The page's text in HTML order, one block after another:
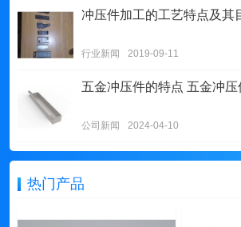
冲压件加工的工艺特点及其
行业新闻 2019-09-11
五金冲压件的特点 五金冲
公司新闻 2024-04-10
热门产品